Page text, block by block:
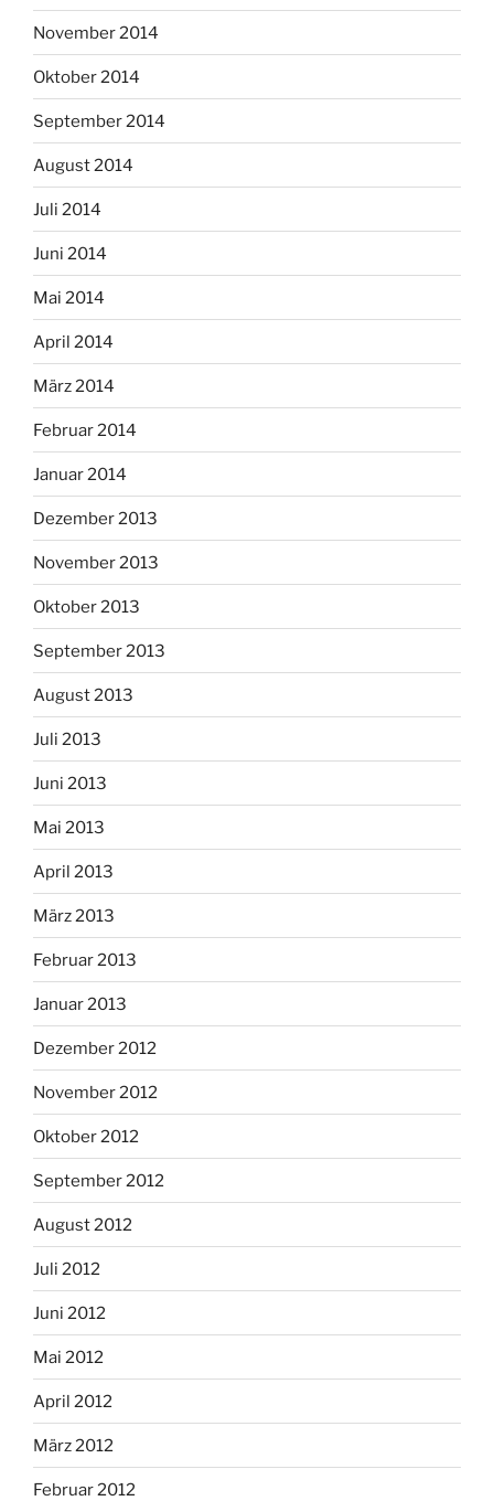
November 2014
Oktober 2014
September 2014
August 2014
Juli 2014
Juni 2014
Mai 2014
April 2014
März 2014
Februar 2014
Januar 2014
Dezember 2013
November 2013
Oktober 2013
September 2013
August 2013
Juli 2013
Juni 2013
Mai 2013
April 2013
März 2013
Februar 2013
Januar 2013
Dezember 2012
November 2012
Oktober 2012
September 2012
August 2012
Juli 2012
Juni 2012
Mai 2012
April 2012
März 2012
Februar 2012